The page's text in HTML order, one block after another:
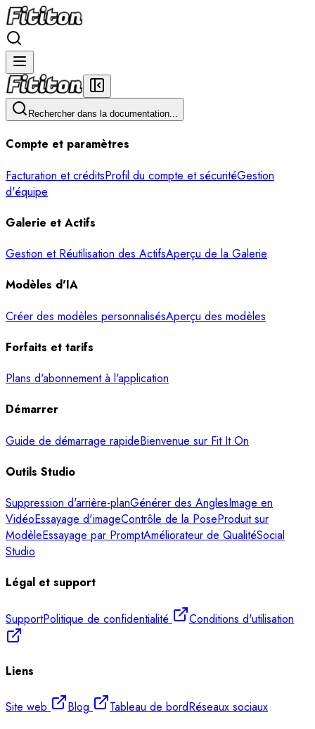
Rechercher dans la documentation...
Compte et paramètres
Facturation et créditsProfil du compte et sécuritéGestion
d'équipe
Galerie et Actifs
Gestion et Réutilisation des ActifsAperçu de la Galerie
Modèles d'IA
Créer des modèles personnalisésAperçu des modèles
Forfaits et tarifs
Plans d'abonnement à l'application
Démarrer
Guide de démarrage rapideBienvenue sur Fit It On
Outils Studio
Suppression d'arrière-planGénérer des AnglesImage en
VidéoEssayage d'imageContrôle de la PoseProduit sur
ModèleEssayage par PromptAméliorateur de QualitéSocial
Studio
Légal et support
SupportPolitique de confidentialité Conditions d'utilisation
Liens
Site web Blog Tableau de bordRéseaux sociaux